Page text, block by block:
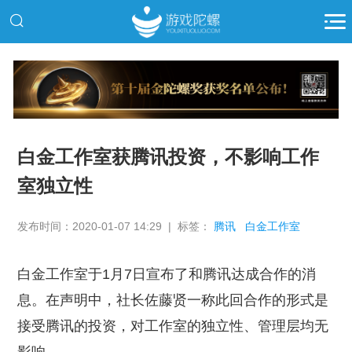
推广
白金工作室获腾讯投资，不影响工作
室独立性
发布时间：2020-01-07 14:29 | 标签： 腾讯 白金工作室
白金工作室于1月7日宣布了和腾讯达成合作的消
息。在声明中，社长佐藤贤一称此回合作的形式是
接受腾讯的投资，对工作室的独立性、管理层均无